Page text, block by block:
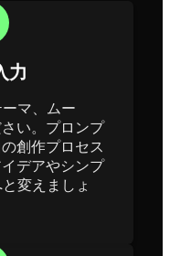
力
マ、ムー
い。プロンプ
創作プロセス
デアやシンプ
変えましょ